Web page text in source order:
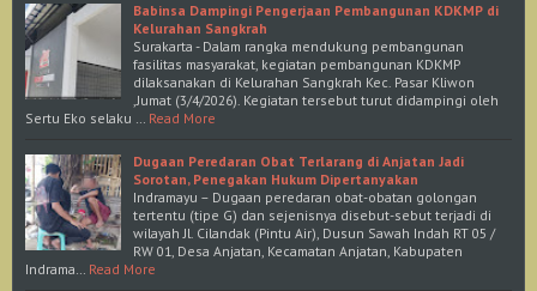
Babinsa Dampingi Pengerjaan Pembangunan KDKMP di
Kelurahan Sangkrah
Surakarta - Dalam rangka mendukung pembangunan
fasilitas masyarakat, kegiatan pembangunan KDKMP
dilaksanakan di Kelurahan Sangkrah Kec. Pasar Kliwon
,Jumat (3/4/2026). Kegiatan tersebut turut didampingi oleh
Sertu Eko selaku … Read More
Dugaan Peredaran Obat Terlarang di Anjatan Jadi
Sorotan, Penegakan Hukum Dipertanyakan
Indramayu – Dugaan peredaran obat-obatan golongan
tertentu (tipe G) dan sejenisnya disebut-sebut terjadi di
wilayah Jl. Cilandak (Pintu Air), Dusun Sawah Indah RT 05 /
RW 01, Desa Anjatan, Kecamatan Anjatan, Kabupaten
Indrama… Read More